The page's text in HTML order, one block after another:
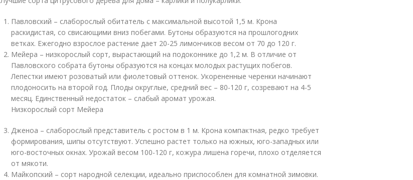
Павловский – слаборослый обитатель с максимальной высотой 1,5 м. Крона
раскидистая, со свисающими вниз побегами. Бутоны образуются на прошлогодних
ветках. Ежегодно взрослое растение дает 20-25 лимончиков весом от 70 до 120 г.
Мейера – низкорослый сорт, вырастающий на подоконнике до 1,2 м. В отличие от
Павловского собрата бутоны образуются на концах молодых растущих побегов.
Лепестки имеют розоватый или фиолетовый оттенок. Укорененные черенки начинают
плодоносить на второй год. Плоды округлые, средний вес – 80-120 г, созревают на 4-5
месяц. Единственный недостаток – слабый аромат урожая.
Низкорослый сорт Мейера
Дженоа – слаборослый представитель с ростом в 1 м. Крона компактная, редко требует
формирования, шипы отсутствуют. Успешно растет только на южных, юго-западных или
юго-восточных окнах. Урожай весом 100-120 г, кожура лишена горечи, плохо отделяется
от мякоти.
Майкопский – сорт народной селекции, идеально приспособлен для комнатной зимовки.